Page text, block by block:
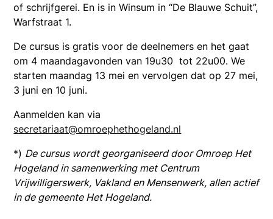
of schrijfgerei. En is in Winsum in “De Blauwe Schuit”,
Warfstraat 1.
De cursus is gratis voor de deelnemers en het gaat
om 4 maandagavonden van 19u30 tot 22u00. We
starten maandag 13 mei en vervolgen dat op 27 mei,
3 juni en 10 juni.
Aanmelden kan via
secretariaat@omroephethogeland.nl
*) De cursus wordt georganiseerd door Omroep Het
Hogeland in samenwerking met Centrum
Vrijwilligerswerk, Vakland en Mensenwerk, allen actief
in de gemeente Het Hogeland.